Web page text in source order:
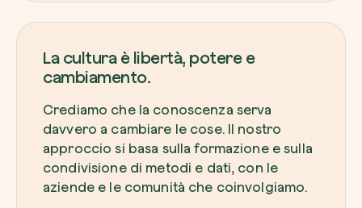
La cultura è libertà, potere e
cambiamento.
Crediamo che la conoscenza serva
davvero a cambiare le cose. Il nostro
approccio si basa sulla formazione e sulla
condivisione di metodi e dati, con le
aziende e le comunità che coinvolgiamo.